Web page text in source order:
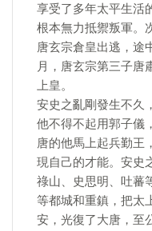
享受了多年太平生活
根本無力抵禦叛軍。
唐玄宗倉皇出逃，途
月，唐玄宗第三子唐
上皇。
安史之亂剛發生不久
他不得不起用郭子儀
唐的他馬上起兵勤王
現自己的才能。安史
祿山、史思明、吐蕃
等都城和重鎮，把太
安，光復了大唐，至